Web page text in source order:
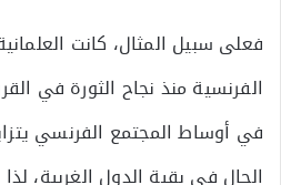
فعلى سبيل المثال، كانت
في أوساط المجتمع الفرنسي
الحال في بقية الدول الغربية،